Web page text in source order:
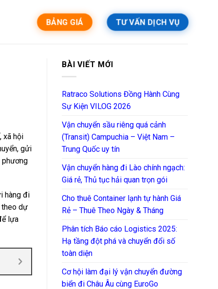
BẢNG GIÁ TƯ VẤN DỊCH VỤ
xã hội
gửi
phương
hàng đi
theo dự
lựa
BÀI VIẾT MỚI
Ratraco Solutions Đồng Hành Cùng
Sự Kiện VILOG 2026
Vận chuyển sầu riêng quá cảnh
(Transit) Campuchia – Việt Nam –
Trung Quốc uy tín
Vận chuyển hàng đi Lào chính ngạch:
Giá rẻ, Thủ tục hải quan trọn gói
Cho thuê Container lạnh tự hành Giá
Rẻ – Thuê Theo Ngày & Tháng
Phân tích Báo cáo Logistics 2025:
Hạ tầng đột phá và chuyển đổi số
toàn diện
Cơ hội làm đại lý vận chuyển đường
biển đi Châu Âu cùng EuroGo